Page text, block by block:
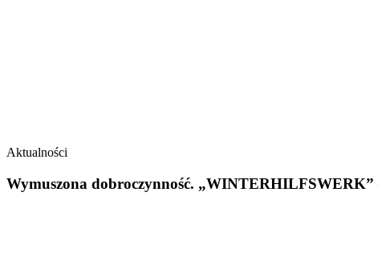
Aktualności
Wymuszona dobroczynność. „WINTERHILFSWERK”